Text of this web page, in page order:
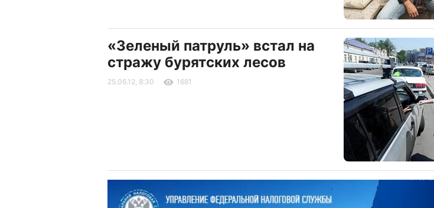
«Зеленый патруль» встал на
стражу бурятских лесов
25.06.12, 8:30 1681